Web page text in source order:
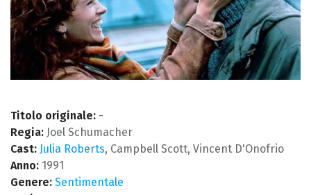
Titolo originale: -
Regia: Joel Schumacher
Cast: Julia Roberts, Campbell Scott, Vincent D'Onofrio
Anno: 1991
Genere: Sentimentale